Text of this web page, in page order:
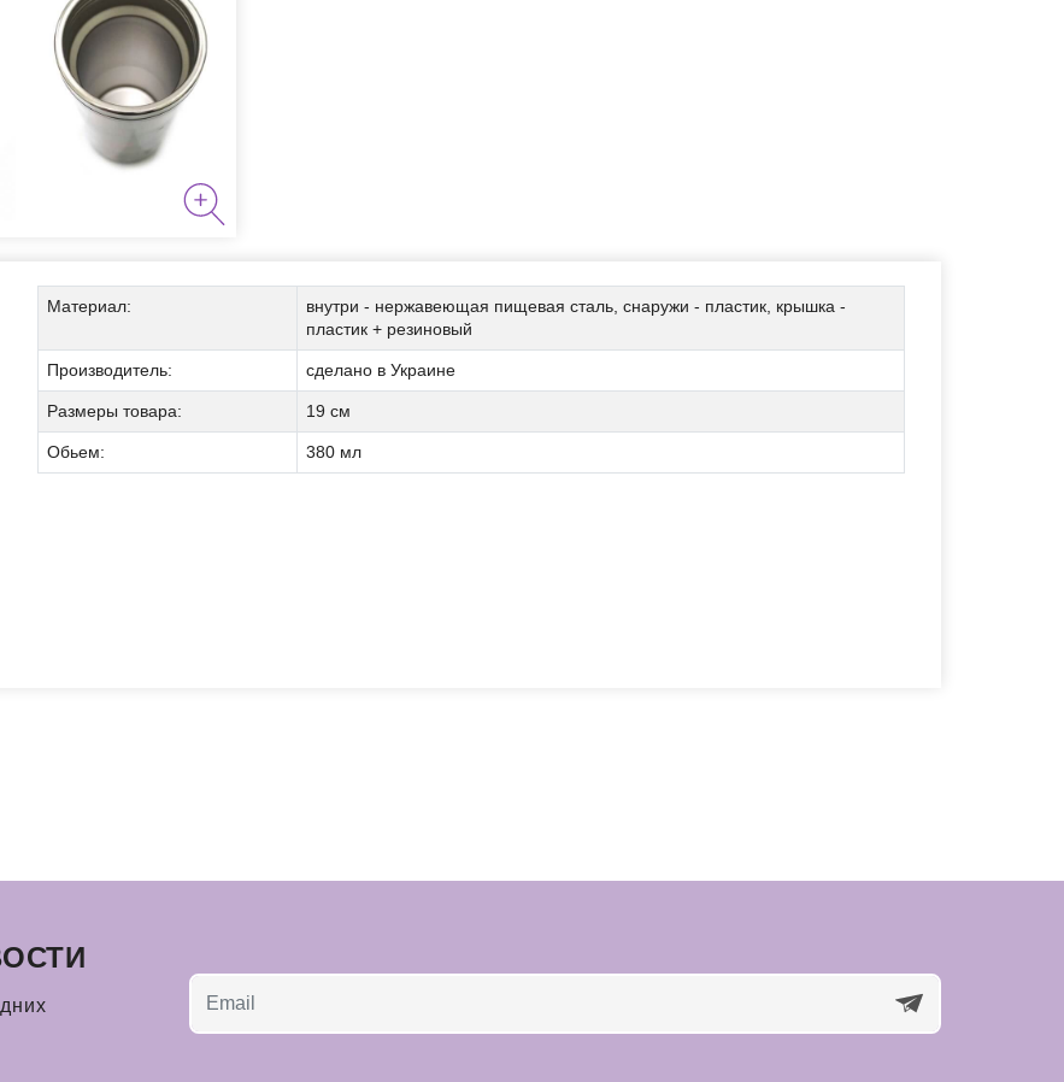
Материал:
внутри - нержавеющая пищевая сталь, снаружи - пластик, крышка -
пластик + резиновый
Производитель: сделано в Украине
Размеры товара: 19 см
Обьем: 380 мл
Мы позвоним вам на номер: